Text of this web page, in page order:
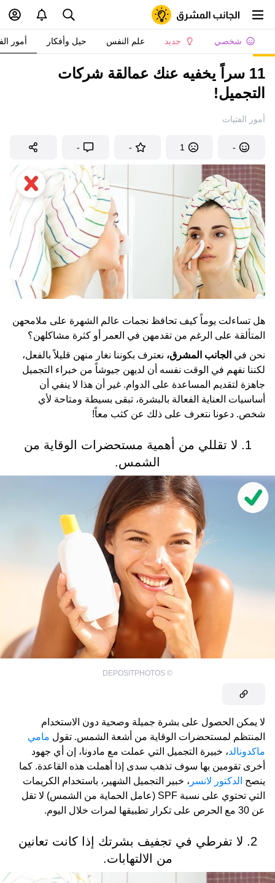
شخصي جديد علم النفس حيل وأفكار أمور
11 سراً يخفيه عنك عمالقة شركات
التجميل!
أمور الفتيات
-
1
-
-
هل تساءلت يوماً كيف تحافظ نجمات عالم الشهرة على ملامحهن
المتألقة على الرغم من تقدمهن في العمر أو كثرة مشاكلهن؟
نحن في الجانب المشرق، نعترف بكوننا نغار منهن قليلاً بالفعل،
لكننا نفهم في الوقت نفسه أن لديهن جيوشاً من خبراء التجميل
جاهزة لتقديم المساعدة على الدوام. غير أن هذا لا ينفي أن
أساسيات العناية الفعالة بالبشرة، تبقى بسيطة ومتاحة لأي
شخص. دعونا نتعرف على ذلك عن كثب معاً!
1. لا تقللي من أهمية مستحضرات الوقاية من
الشمس.
©
DEPOSITPHOTOS
لا يمكن الحصول على بشرة جميلة وصحية دون الاستخدام
المنتظم لمستحضرات الوقاية من أشعة الشمس. تقول مامي
ماكدونالد، خبيرة التجميل التي عملت مع مادونا، إن أي جهود
أخرى تقومين بها سوف تذهب سدى إذا أهملت هذه القاعدة. كما
ينصح الدكتور لانسر ، خبير التجميل الشهير، باستخدام الكريمات
التي تحتوي على نسبة SPF (عامل الحماية من الشمس) لا تقل
عن 30 مع الحرص على تكرار تطبيقها لمرات خلال اليوم.
2. لا تفرطي في تجفيف بشرتك إذا كانت تعانين
من الالتهابات.